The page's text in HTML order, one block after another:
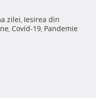
zilei, Iesirea din
, Covid-19, Pandemie